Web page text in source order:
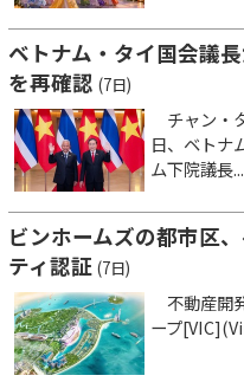
ベトナム・タイ国会議
を再確認 (7日)
チャン・
日、ベトナ
ム下院議長...
ビンホームズの都市区
ティ認証 (7日)
不動産開
ープ